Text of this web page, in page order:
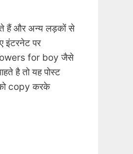
हैं और अन्य लड़कों से
इंटरनेट पर
for boy जैसे
है तो यह पोस्ट
copy करके